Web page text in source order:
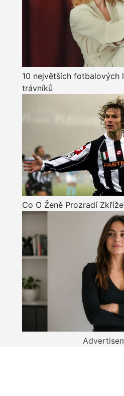
10 největších fotbalových
trávníků
Co O Ženě Prozradí